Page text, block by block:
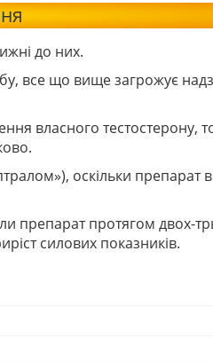
до них.
все що вище загрожує
власного тестостерону,
оскільки препарат
препарат протягом двох-
силових показників.